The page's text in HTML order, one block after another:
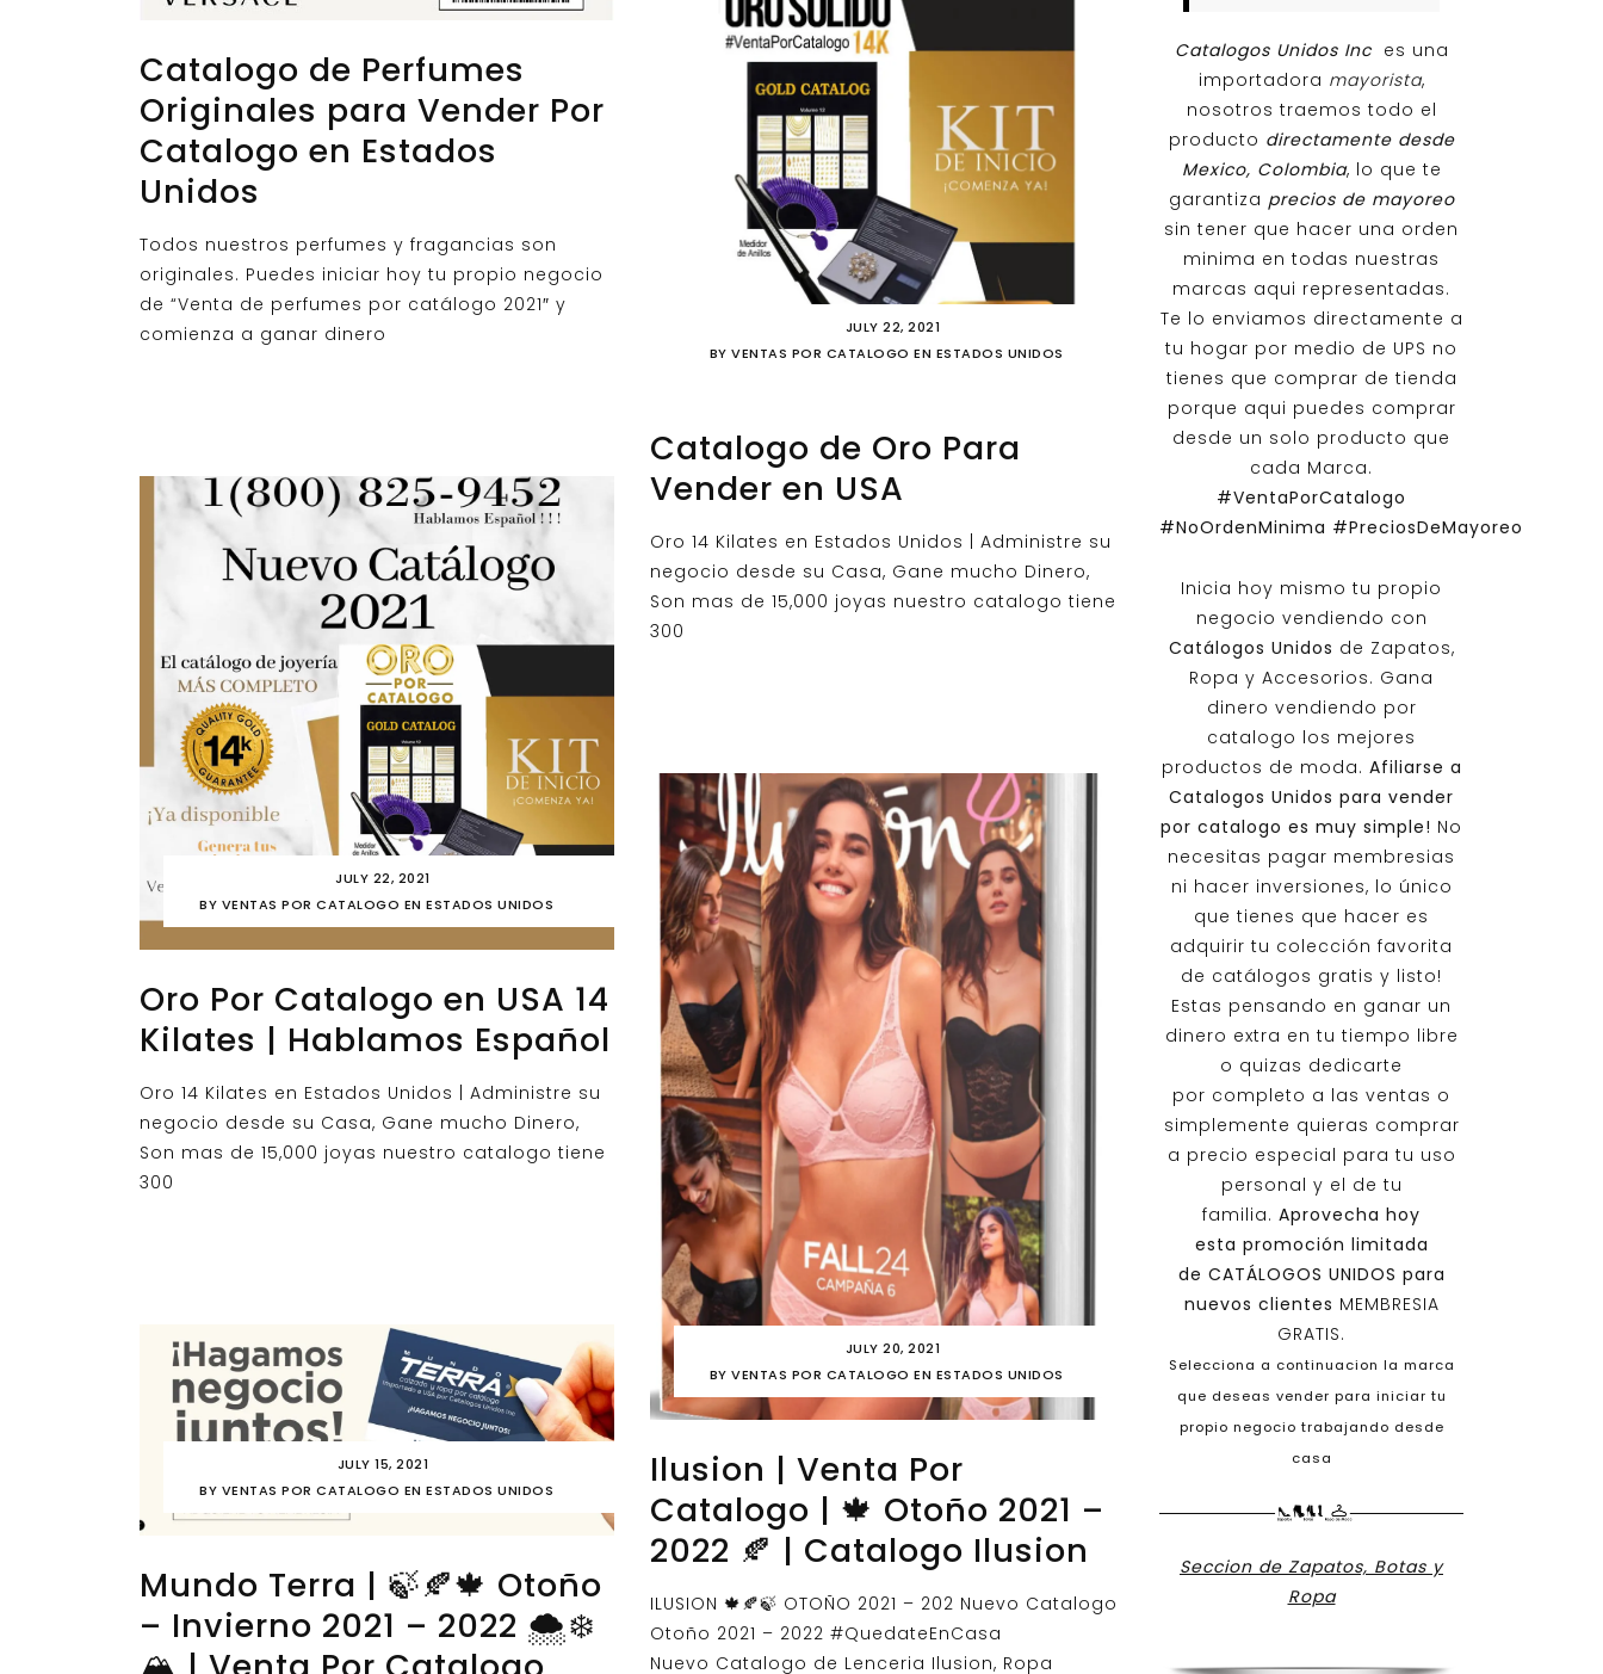
Catalogo de Perfumes
Originales para Vender Por
Catalogo en Estados
Unidos
Todos nuestros perfumes y fragancias son
originales. Puedes iniciar hoy tu propio negocio
de “Venta de perfumes por catálogo 2021″ y
comienza a ganar dinero
JULY 22, 2021
BYVENTAS POR CATALOGO EN ESTADOS UNIDOS
Catalogo de Oro Para
Vender en USA
Oro 14 Kilates en Estados Unidos | Administre su
negocio desde su Casa, Gane mucho Dinero,
Son mas de 15,000 joyas nuestro catalogo tiene
300
JULY 22, 2021
BY VENTAS POR CATALOGO EN ESTADOS UNIDOS
Oro Por Catalogo en USA 14
Kilates | Hablamos Español
Oro 14 Kilates en Estados Unidos | Administre su
negocio desde su Casa, Gane mucho Dinero,
Son mas de 15,000 joyas nuestro catalogo tiene
300
JULY 20, 2021
BYVENTAS POR CATALOGO EN ESTADOS UNIDOS
Ilusion | Venta Por
Catalogo | 🍁 Otoño 2021 –
2022 🍂 | Catalogo Ilusion
ILUSION 🍁🍂🍃 OTOÑO 2021 – 202 Nuevo Catalogo
Otoño 2021 – 2022 #QuedateEnCasa
Nuevo Catalogo de Lenceria Ilusion, Ropa
JULY 15, 2021
BY VENTAS POR CATALOGO EN ESTADOS UNIDOS
Mundo Terra | 🍃🍂🍁 Otoño
– Invierno 2021 – 2022 🌨️❄️
Catalogos Unidos Inc es una
importadora mayorista,
nosotros traemos todo el
producto directamente desde
Mexico, Colombia, lo que te
garantiza precios de mayoreo
sin tener que hacer una orden
minima en todas nuestras
marcas aqui representadas.
Te lo enviamos directamente a
tu hogar por medio de UPS no
tienes que comprar de tienda
porque aqui puedes comprar
desde un solo producto que
cada Marca.
#VentaPorCatalogo
#NoOrdenMinima #PreciosDeMayoreo
Inicia hoy mismo tu propio
negocio vendiendo con
Catálogos Unidos de Zapatos,
Ropa y Accesorios. Gana
dinero vendiendo por
catalogo los mejores
productos de moda. Afiliarse a
Catalogos Unidos para vender
por catalogo es muy simple! No
necesitas pagar membresias
ni hacer inversiones, lo único
que tienes que hacer es
adquirir tu colección favorita
de catálogos gratis y listo!
Estas pensando en ganar un
dinero extra en tu tiempo libre
o quizas dedicarte
por completo a las ventas o
simplemente quieras comprar
a precio especial para tu uso
personal y el de tu
familia. Aprovecha hoy
esta promoción limitada
de CATÁLOGOS UNIDOS para
nuevos clientes MEMBRESIA
GRATIS.
Selecciona a continuacion la marca
que deseas vender para iniciar tu
propio negocio trabajando desde
casa
Seccion de Zapatos, Botas y
Ropa